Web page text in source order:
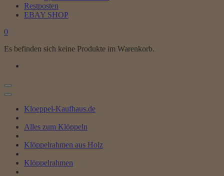
Restposten
EBAY SHOP
0
Es befinden sich keine Produkte im Warenkorb.
Kloeppel-Kaufhaus.de
Alles zum Klöppeln
Klöppelrahmen aus Holz
Klöppelrahmen